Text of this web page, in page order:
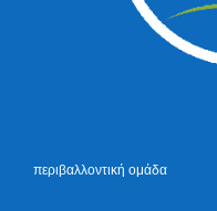
περιβαλλοντική ομάδα